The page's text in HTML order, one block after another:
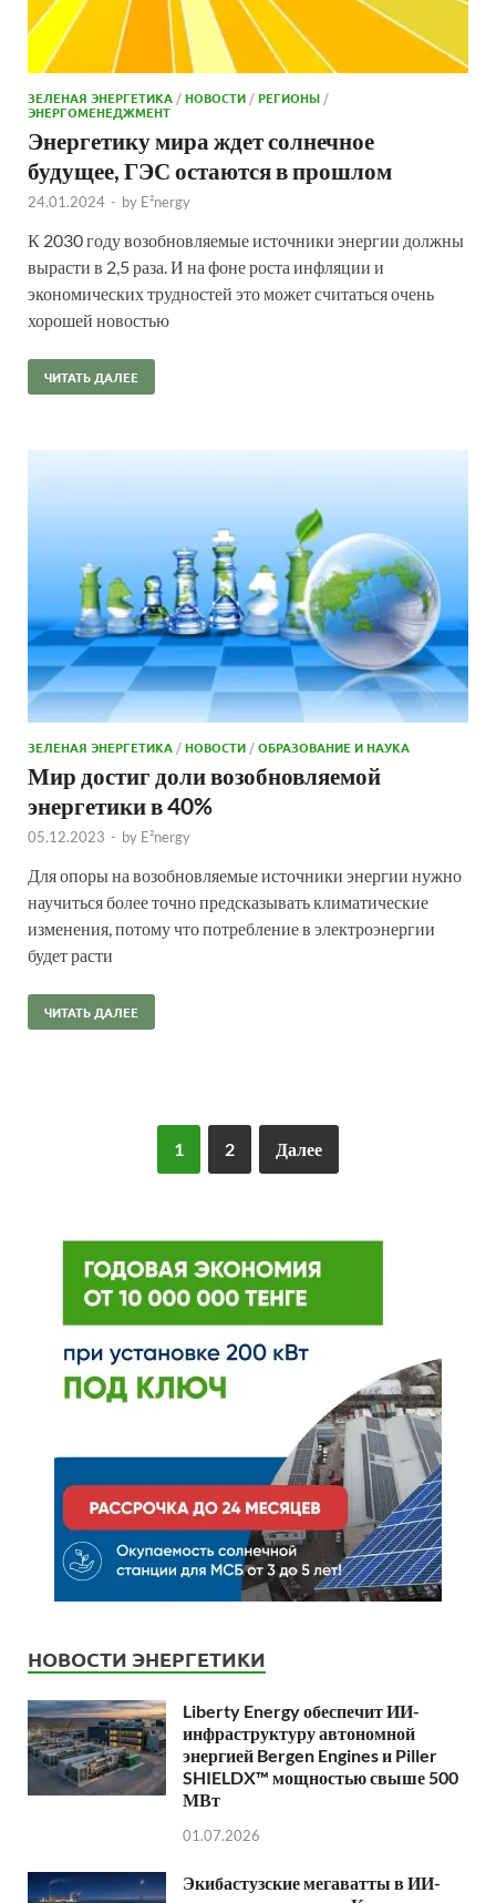
ЗЕЛЕНАЯ ЭНЕРГЕТИКА /НОВОСТИ /РЕГИОНЫ /
ЭНЕРГОМЕНЕДЖМЕНТ
Энергетику мира ждет солнечное
будущее, ГЭС остаются в прошлом
24.01.2024 - by E²nergy
К 2030 году возобновляемые источники энергии должны
вырасти в 2,5 раза. И на фоне роста инфляции и
экономических трудностей это может считаться очень
хорошей новостью
ЧИТАТЬ ДАЛЕЕ
ЗЕЛЕНАЯ ЭНЕРГЕТИКА /НОВОСТИ /ОБРАЗОВАНИЕ И НАУКА
Мир достиг доли возобновляемой
энергетики в 40%
05.12.2023 - by E²nergy
Для опоры на возобновляемые источники энергии нужно
научиться более точно предсказывать климатические
изменения, потому что потребление в электроэнергии
будет расти
ЧИТАТЬ ДАЛЕЕ
1 2 Далее
НОВОСТИ ЭНЕРГЕТИКИ
Liberty Energy обеспечит ИИ-
инфраструктуру автономной
энергией Bergen Engines и Piller
SHIELDX™ мощностью свыше 500
МВт
01.07.2026
Экибастузские мегаватты в ИИ-